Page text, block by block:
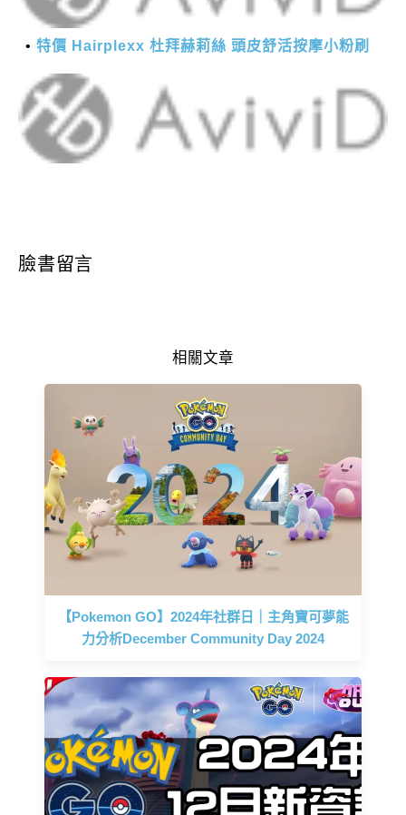
特價 Hairplexx 杜拜赫莉絲 頭皮舒活按摩小粉刷
臉書留言
相關文章
【Pokemon GO】2024年社群日｜主角寶可夢能
力分析December Community Day 2024